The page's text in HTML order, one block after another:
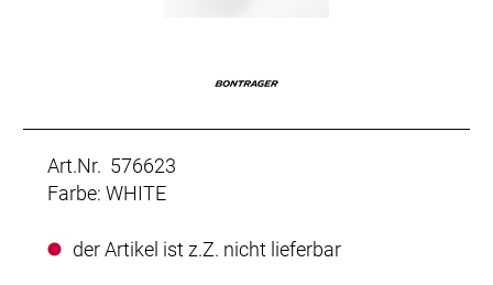
Art.Nr. 576623
Farbe: WHITE
der Artikel ist z.Z. nicht lieferbar